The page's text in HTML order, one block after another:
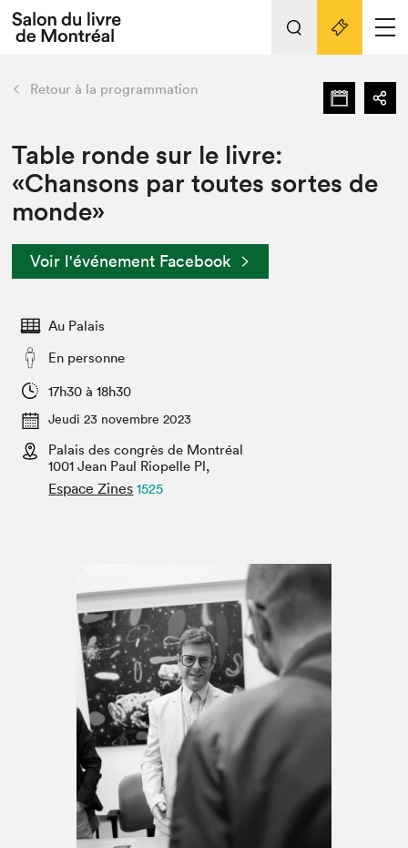
Espace exposant⋅e⋅s
Espace enseignant·e·s
Espace médias
L'événement
Préparer sa visite au Salon
Actualités
SLM PRO
retour Nos activités
Préparer sa visite
Salon au Palais
Salon dans la ville et en ligne
Projets partenaires
Liens pratiques
Retour à la programmation
Table ronde sur le livre:
«Chansons par toutes sortes de
monde»
Voir l'événement Facebook
Au Palais
En personne
17h30 à 18h30
Jeudi 23 novembre 2023
Palais des congrès de Montréal
1001 Jean Paul Riopelle Pl,
Espace Zines 1525